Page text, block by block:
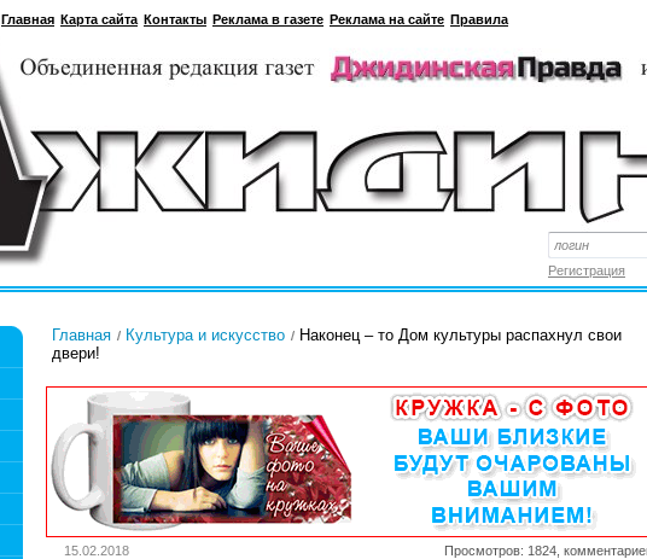
Главная Карта сайта Контакты Реклама в газете Реклама на сайте Правила
Регистрация
Главная Культура и искусство
Наконец – то Дом культуры распахнул свои
двери!
15.02.2018 Просмотров: 1824,